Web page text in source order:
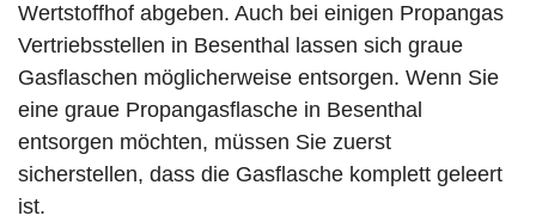
Wertstoffhof abgeben. Auch bei einigen Propangas
Vertriebsstellen in Besenthal lassen sich graue
Gasflaschen möglicherweise entsorgen. Wenn Sie
eine graue Propangasflasche in Besenthal
entsorgen möchten, müssen Sie zuerst
sicherstellen, dass die Gasflasche komplett geleert
ist.